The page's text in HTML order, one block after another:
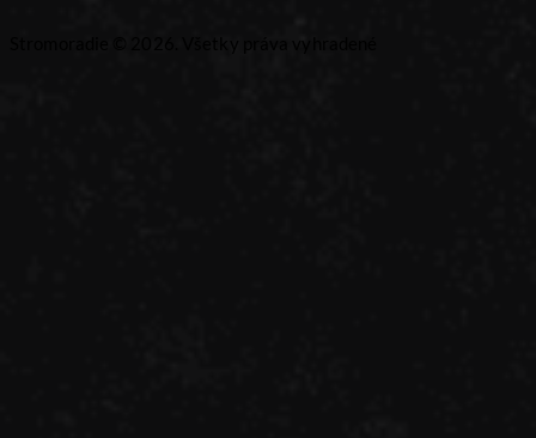
Stromoradie © 2026. Všetky práva vyhradené